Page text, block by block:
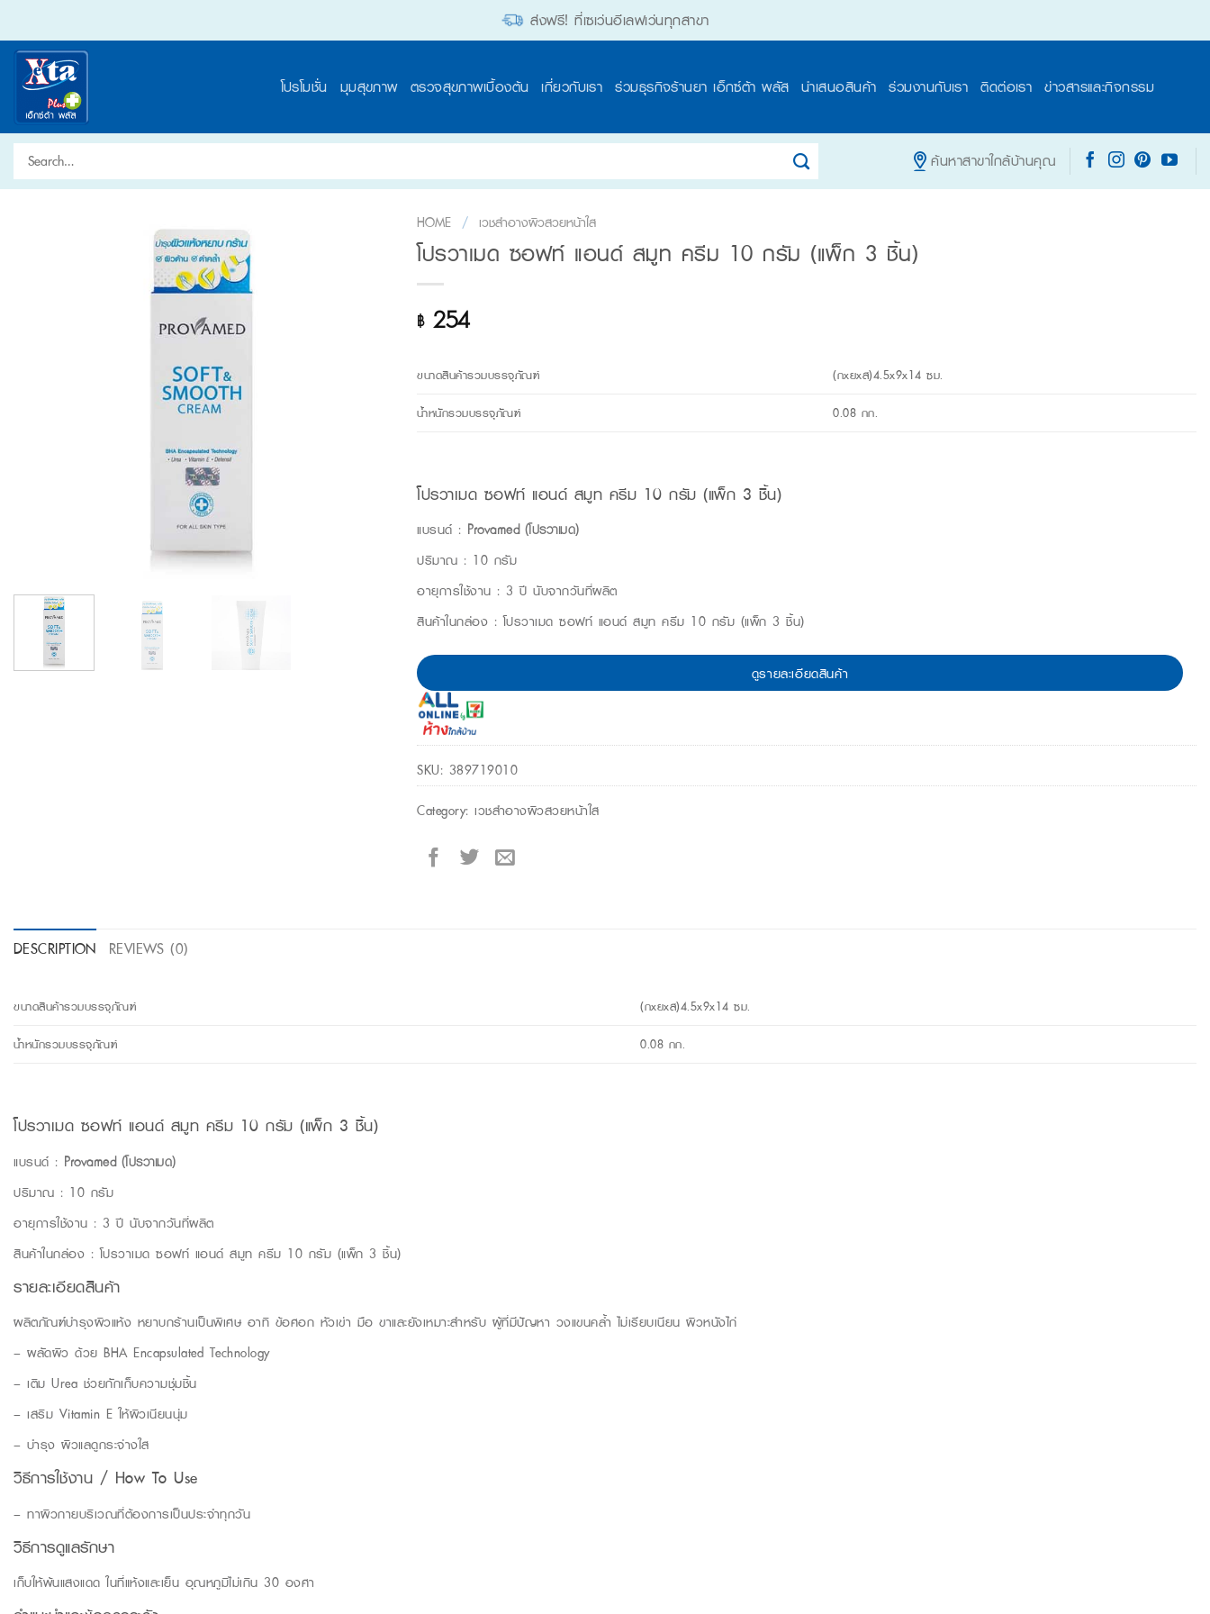
content
ส่งฟรี! ที่เซเว่นอีเลฟเว่นทุกสาขา
โปรโมชั่น มุมสุขภาพ ตรวจสุขภาพเบื้องต้น เกี่ยวกับเรา ร่วมธุรกิจร้านยา เอ็กซ์ต้า พลัส นำเสนอสินค้า ร่วมงานกับเรา ติดต่อเรา ข่าวสารและกิจกรรม
Search
for:
ค้นหาสาขาใกล้บ้านคุณ
HOME / เวชสำอางผิวสวยหน้าใส
โปรวาเมด ซอฟท์ แอนด์ สมูท ครีม 10 กรัม (แพ็ก 3 ชิ้น)
฿254
ขนาดสินค้ารวมบรรจุภัณฑ์
(กxยxส)4.5x9x14 ซม.
น้ำหนักรวมบรรจุภัณฑ์
0.08 กก.
โปรวาเมด ซอฟท์ แอนด์ สมูท ครีม 10 กรัม (แพ็ก 3 ชิ้น)
แบรนด์ : Provamed (โปรวาเมด)
ปริมาณ : 10 กรัม
อายุการใช้งาน : 3 ปี นับจากวันที่ผลิต
สินค้าในกล่อง : โปรวาเมด ซอฟท์ แอนด์ สมูท ครีม 10 กรัม (แพ็ก 3 ชิ้น)
ดูรายละเอียดสินค้า
SKU: 389719010
Category: เวชสำอางผิวสวยหน้าใส
DESCRIPTION REVIEWS (0)
ขนาดสินค้ารวมบรรจุภัณฑ์
(กxยxส)4.5x9x14 ซม.
น้ำหนักรวมบรรจุภัณฑ์
0.08 กก.
โปรวาเมด ซอฟท์ แอนด์ สมูท ครีม 10 กรัม (แพ็ก 3 ชิ้น)
แบรนด์ : Provamed (โปรวาเมด)
ปริมาณ : 10 กรัม
อายุการใช้งาน : 3 ปี นับจากวันที่ผลิต
สินค้าในกล่อง : โปรวาเมด ซอฟท์ แอนด์ สมูท ครีม 10 กรัม (แพ็ก 3 ชิ้น)
รายละเอียดสินค้า
ผลิตภัณฑ์บำรุงผิวแห้ง หยาบกร้านเป็นพิเศษ อาทิ ข้อศอก หัวเข่า มือ ขาและยังเหมาะสำหรับ ผู้ที่มีปัญหา วงแขนคล้ำ ไม่เรียบเนียน ผิวหนังไก่
– ผลัดผิว ด้วย BHA Encapsulated Technology
– เติม Urea ช่วยกักเก็บความชุ่มชิ้น
– เสริม Vitamin E ให้ผิวเนียนนุ่ม
– บำรุง ผิวแลดูกระจ่างใส
วิธีการใช้งาน / How To Use
– ทาผิวกายบริเวณที่ต้องการเป็นประจำทุกวัน
วิธีการดูแลรักษา
เก็บให้พ้นแสงแดด ในที่แห้งและเย็น อุณหภูมิไม่เกิน 30 องศา